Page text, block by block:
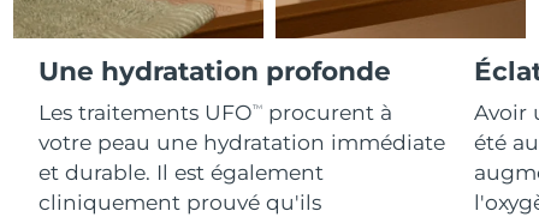
Une hydratation profonde
Les traitements UFOTM
procurent à
votre peau une hydratation immédiate
et durable. Il est également
cliniquement prouvé qu'ils
Avoir
été
For healthy hair
18% PAP
Cosmétiques Hommes
Acheter tout
Israël Livraison estimée
Italie Livraison estimée 8/10/26
Japon Livraison estimée8/13/26
Jersey Livraison estimée 8/15/26